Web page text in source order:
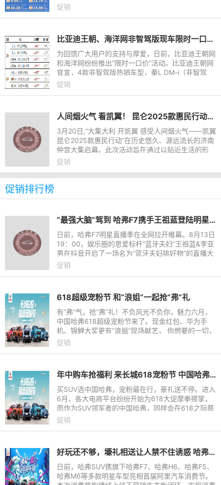
促销
比亚迪王朝、海洋网非智驾版现车限时一口价，最低8.98万元起
为回馈广大用户的支持与厚爱，日前，比亚迪王朝网
和海洋网纷纷推出“限时一口价”活动。比亚迪王朝网
官宣，4款非智驾版热销车型，秦L DM-i（非智驾
版）限时一口价8.98万元起，宋L DM-i（非智驾
促销
人间烟火气 看凯翼！ 昆仑2025款惠民行动正式启动
3月20日,“大集大利 开凯翼 感受人间烟火气——凯翼
昆仑2025款惠民行动”在历史悠久、源远流长的济南
仲宫大集启幕。此次活动旨在通过以贴近生活的形
式,让广大消费者深切体会凯翼品牌以“实”为核心的价
促销
促销排行榜
“最强大脑”驾到 哈弗F7携手王祖蓝登陆明星直播季
日前，哈弗F7明星直播季在全网拉开帷幕。8月13日
19：00，娱乐圈的恩爱标杆“蓝牙夫妇”王祖蓝&李亚
男在抖音开启了一场名为“蓝牙夫妇挑好物”的直播大
秀。直播最大看点是王祖蓝夫妇第一次直播卖车——
促销
618超级宠粉节 和“浪姐”一起抢“弗”礼
有“弗”气，抢“弗”礼！不负风光不负你，魅力六月，
中国哈弗618超级宠粉节来了。现金红包、华为手
机、锦鲤大奖更有“浪姐”现场献艺， 你想要的一切，
尽在哈弗618超级宠粉节，请随时准备好拦截属于你
促销
年中购车抢福利 来长城618宠粉节 中国哈弗送豪礼
买SUV选中国哈弗，宠粉最在行，豪礼送不停。进入
6月，各大电商平台纷纷开始为618大促摩拳擦掌，
而作为SUV领军者的中国哈弗，同样会在618之际祭
出多重福利与消费者亲密互动，并跨界联手顶流平台
促销
好玩还不够，壕礼相送让人禁不住诱惑 哈弗SUV这波福利必须点赞
日前，哈弗SUV携旗下哈弗F7、哈弗H6、哈弗F5、
哈弗M6等多款明星车型亮相首届阿里汽车消费节。